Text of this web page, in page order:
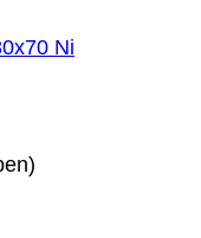
Ni